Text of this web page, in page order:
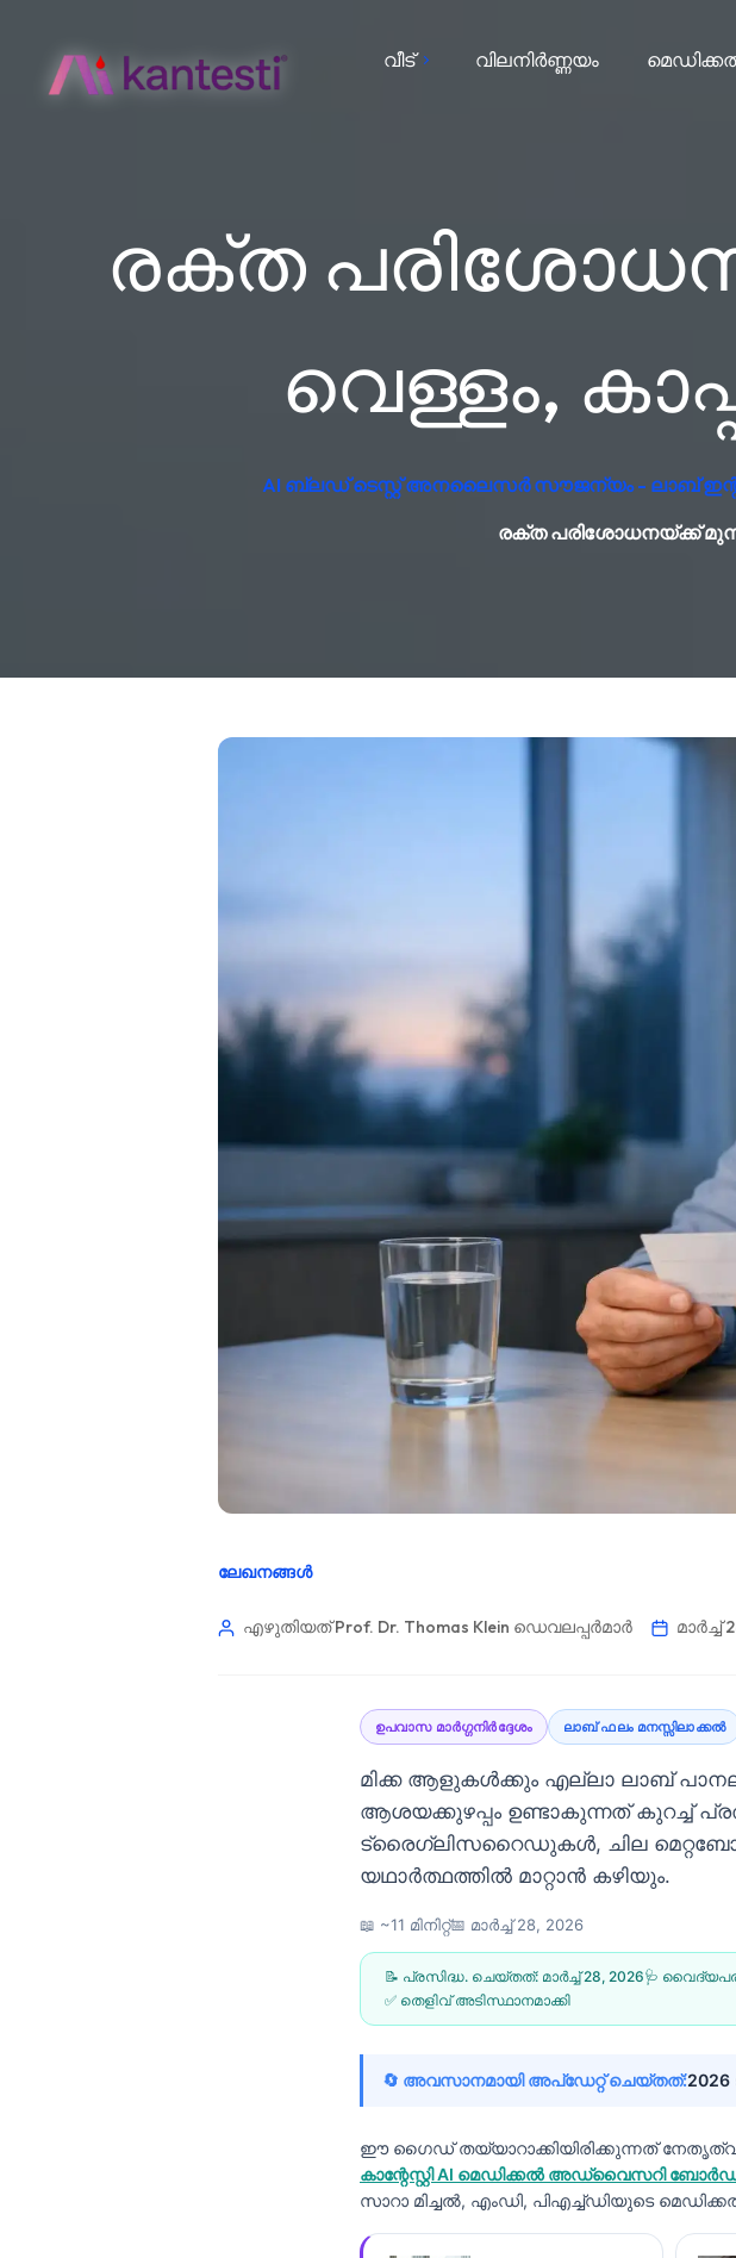
വീട് വിലനിർണ്ണയം
രക്ത
വെള്ളം,
AI ബ്ലഡ് ടെസ്റ്റ് അനലൈസർ സൗജന്യം - ലാബ്
രക്ത പരിശോധനയ്ക്ക്
ലേഖനങ്ങൾ
എഴുതിയത് Prof. Dr. Thomas Klein ഡെവലപ്പർമാർ മാർച്ച്‌
ഉപവാസ മാർഗ്ഗനിർദ്ദേശം ലാബ് ഫലം മനസ്സിലാക്കൽ
മിക്ക ആളുകൾക്കും എല്ലാ ലാബ്
ആശയക്കുഴപ്പം ഉണ്ടാകുന്നത് കുറച്ച്
ട്രൈഗ്ലിസറൈഡുകൾ, ചില
യഥാർത്ഥത്തിൽ മാറ്റാൻ കഴിയും.
📖 ~11 മിനിറ്റ്📅 മാർച്ച്‌ 28, 2026
📝 പ്രസിദ്ധ. ചെയ്തത്: മാർച്ച്‌ 28, 2026🩺
✅ തെളിവ് അടിസ്ഥാനമാക്കി
🔄 അവസാനമായി അപ്ഡേറ്റ് ചെയ്തത്:
ഈ ഗൈഡ് തയ്യാറാക്കിയിരിക്കുന്നത്
കാന്റേസ്റ്റി AI മെഡിക്കൽ അഡ്വൈസറി
സാറാ മിച്ചൽ, എംഡി, പിഎച്ച്ഡിയുടെ